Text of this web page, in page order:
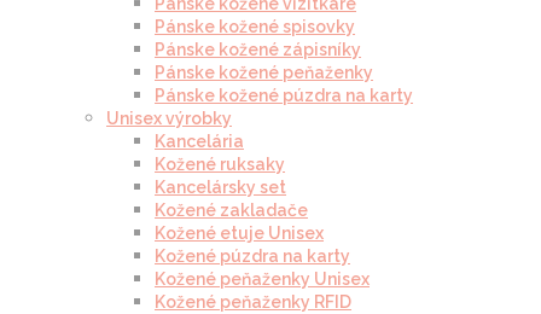
Pánske kožené spisovky
Pánske kožené zápisníky
Pánske kožené peňaženky
Pánske kožené púzdra na karty
Unisex výrobky
Kancelária
Kožené ruksaky
Kancelársky set
Kožené zakladače
Kožené etuje Unisex
Kožené púzdra na karty
Kožené peňaženky Unisex
Kožené peňaženky RFID